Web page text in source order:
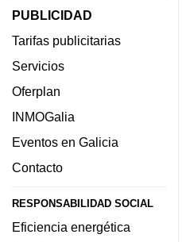
PUBLICIDAD
Tarifas publicitarias
Servicios
Oferplan
INMOGalia
Eventos en Galicia
Contacto
RESPONSABILIDAD SOCIAL
Eficiencia energética